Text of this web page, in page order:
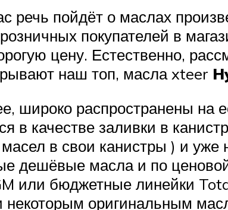
речь пойдёт о маслах
покупателей в
цену. Естественно,
наш топ, масла xteer
широко распространены на
в качестве заливки в
масел в свои канистры ) и
дешёвые масла и по
или бюджетные линейки
оригинальным